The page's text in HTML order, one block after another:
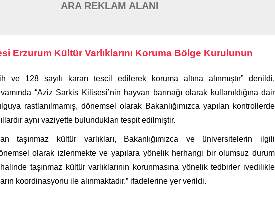
ARA REKLAM ALANI
Erzurum Kültür Varlıklarını Koruma Bölge Kurulunun
ve 128 sayılı kararı tescil edilerek koruma altına alınmıştır” denildi.
“Aziz Sarkis Kilisesi’nin hayvan barınağı olarak kullanıldığına dair
rastlanılmamış, dönemsel olarak Bakanlığımızca yapılan kontrollerde
aynı vaziyette bulundukları tespit edilmiştir.
taşınmaz kültür varlıkları, Bakanlığımızca ve üniversitelerin ilgili
olarak izlenmekte ve yapılara yönelik herhangi bir olumsuz durum
taşınmaz kültür varlıklarının korunmasına yönelik tedbirler ivedilikle
koordinasyonu ile alınmaktadır.” ifadelerine yer verildi.